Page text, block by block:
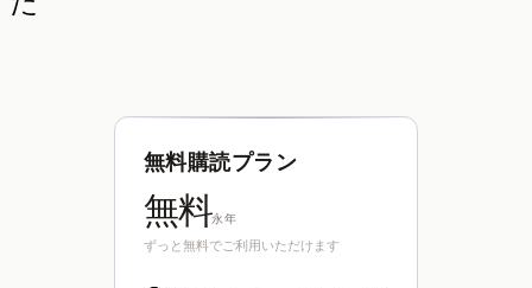
無料購読プラン
無料永年
ずっと無料でご利用いただけます